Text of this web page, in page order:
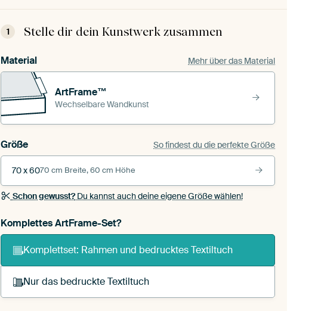
1 Stelle dir dein Kunstwerk zusammen
Material Mehr über das Material
ArtFrame™
Wechselbare Wandkunst
Größe So findest du die perfekte Größe
70 x 6070 cm Breite, 60 cm Höhe
Schon gewusst?Du kannst auch deine eigene Größe wählen!
Komplettes ArtFrame-Set?
Komplettset: Rahmen und bedrucktes Textiltuch
Nur das bedruckte Textiltuch